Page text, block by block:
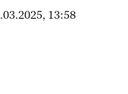
13:58
przyjaciela